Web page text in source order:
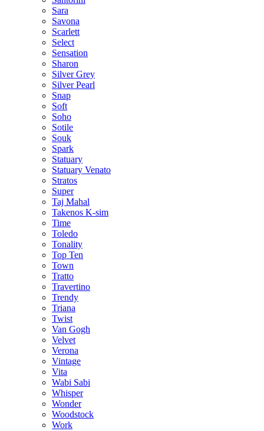
Sara
Savona
Scarlett
Select
Sensation
Sharon
Silver Grey
Silver Pearl
Snap
Soft
Soho
Sotile
Souk
Spark
Statuary
Statuary Venato
Stratos
Super
Taj Mahal
Takenos K-sim
Time
Toledo
Tonality
Top Ten
Town
Tratto
Travertino
Trendy
Triana
Twist
Van Gogh
Velvet
Verona
Vintage
Vita
Wabi Sabi
Whisper
Wonder
Woodstock
Work